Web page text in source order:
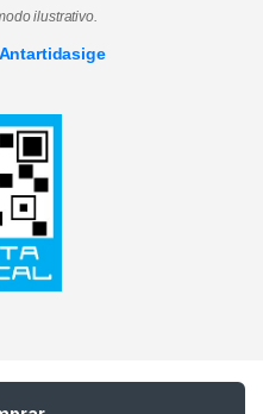
ilustrativo.
Antartidasige